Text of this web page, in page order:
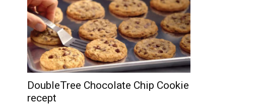
DoubleTree Chocolate Chip Cookie
recept